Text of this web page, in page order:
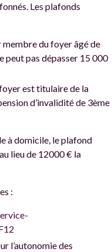
Les plafonds
du foyer âgé de
peut pas dépasser 15 000
est titulaire de la
d’invalidité de 3ème
à domicile, le plafond
lieu de 12000 € la
:
l’autonomie des